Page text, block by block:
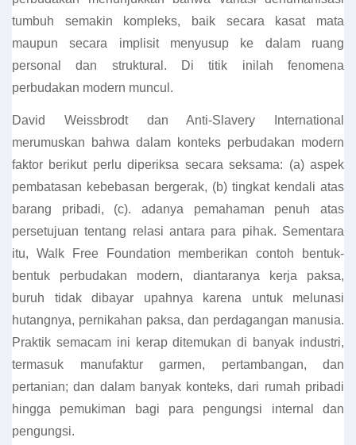
tumbuh semakin kompleks, baik secara kasat mata
maupun secara implisit menyusup ke dalam ruang
personal dan struktural. Di titik inilah fenomena
perbudakan modern muncul.
David Weissbrodt dan Anti-Slavery International
merumuskan bahwa dalam konteks perbudakan modern
faktor berikut perlu diperiksa secara seksama: (a) aspek
pembatasan kebebasan bergerak, (b) tingkat kendali atas
barang pribadi, (c). adanya pemahaman penuh atas
persetujuan tentang relasi antara para pihak. Sementara
itu, Walk Free Foundation memberikan contoh bentuk-
bentuk perbudakan modern, diantaranya kerja paksa,
buruh tidak dibayar upahnya karena untuk melunasi
hutangnya, pernikahan paksa, dan perdagangan manusia.
Praktik semacam ini kerap ditemukan di banyak industri,
termasuk manufaktur garmen, pertambangan, dan
pertanian; dan dalam banyak konteks, dari rumah pribadi
hingga pemukiman bagi para pengungsi internal dan
pengungsi.